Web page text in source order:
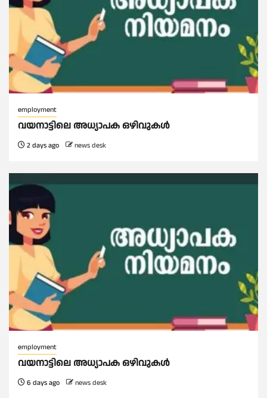
employment
വയനാട്ടിലെ അധ്യാപക ഒഴിവുകൾ
2 days ago news desk
employment
വയനാട്ടിലെ അധ്യാപക ഒഴിവുകൾ
6 days ago news desk